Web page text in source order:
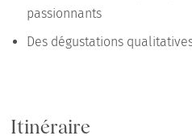
passionnants
Des dégustations
Itinéraire